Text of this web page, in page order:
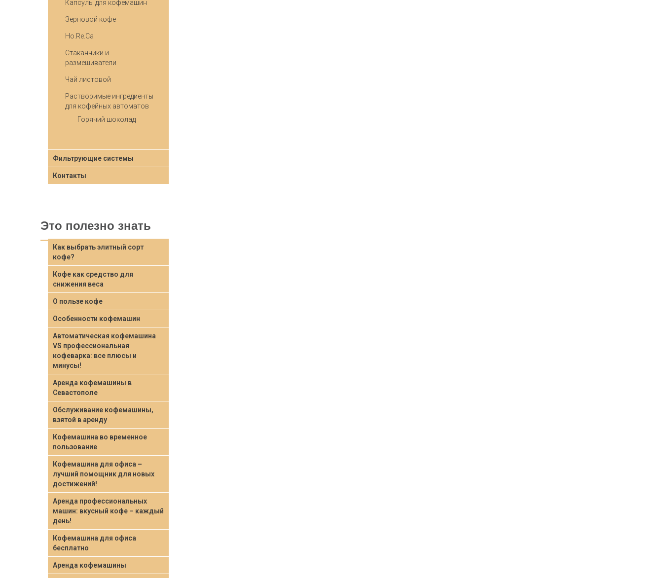
Капсулы для кофемашин
Зерновой кофе
Ho.Re.Ca
Стаканчики и
размешиватели
Чай листовой
Растворимые ингредиенты
для кофейных автоматов
Горячий шоколад
Фильтрующие системы
Контакты
Это полезно знать
Как выбрать элитный сорт
кофе?
Кофе как средство для
снижения веса
О пользе кофе
Особенности кофемашин
Автоматическая кофемашина
VS профессиональная
кофеварка: все плюсы и
минусы!
Аренда кофемашины в
Севастополе
Обслуживание кофемашины,
взятой в аренду
Кофемашина во временное
пользование
Кофемашина для офиса –
лучший помощник для новых
достижений!
Аренда профессиональных
машин: вкусный кофе – каждый
день!
Кофемашина для офиса
бесплатно
Аренда кофемашины